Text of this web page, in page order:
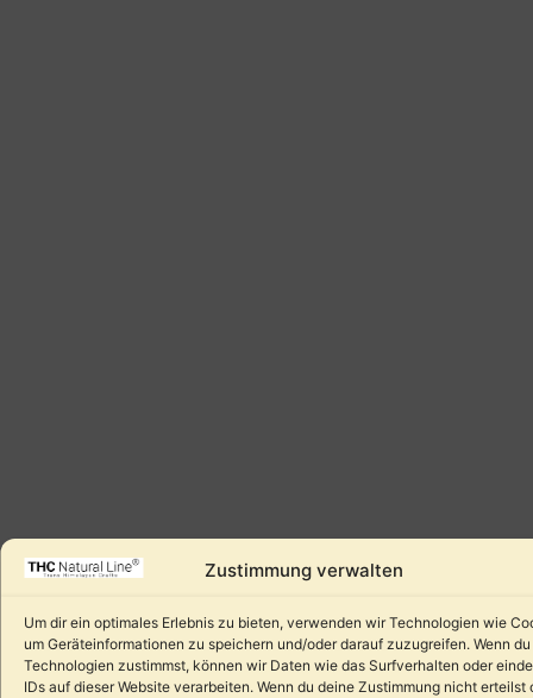
Zustimmung verwalten
Um dir ein optimales Erlebnis zu bieten, verwenden wir Technologien wie
um Geräteinformationen zu speichern und/oder darauf zuzugreifen. Wenn
Technologien zustimmst, können wir Daten wie das Surfverhalten oder
IDs auf dieser Website verarbeiten. Wenn du deine Zustimmung nicht erteilst